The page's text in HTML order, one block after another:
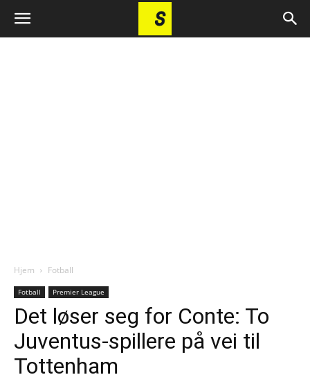
Hjem Fotball
Fotball Premier League
Det løser seg for Conte: To
Juventus-spillere på vei til
Tottenham